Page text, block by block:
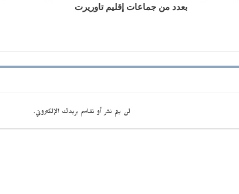
بعدد من جماعات إقليم تاوريرت
لن يتم نشر أو تقاسم بريدك الإلكتروني.